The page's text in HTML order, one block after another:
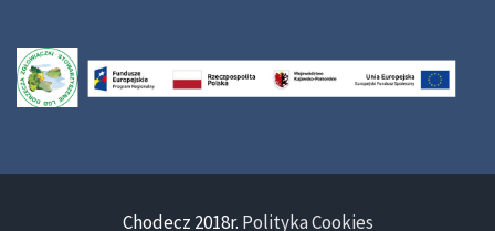
Chodecz 2018r. Polityka Cookies